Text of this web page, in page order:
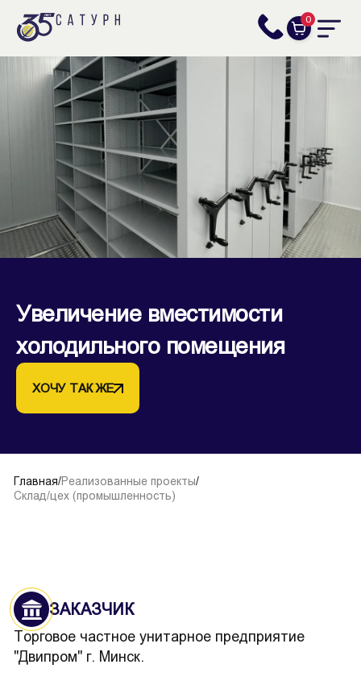
0
Увеличение вместимости
холодильного помещения
ХОЧУ ТАК ЖЕ
Главная/Реализованные проекты/
Склад/цех (промышленность)
ЗАКАЗЧИК
Торговое частное унитарное предприятие
"Двипром" г. Минск.